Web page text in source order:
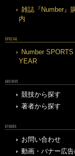
雑誌『Number』
内
SPECIAL
Number
YEAR
ARCHIVE
競技から探す
著者から探す
OTHERS
お問い合わせ
動画・バナー広